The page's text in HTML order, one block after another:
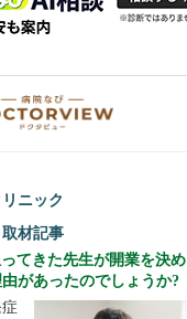
ニック
取材記事
てきた先生が開業を決め
があったのでしょうか?